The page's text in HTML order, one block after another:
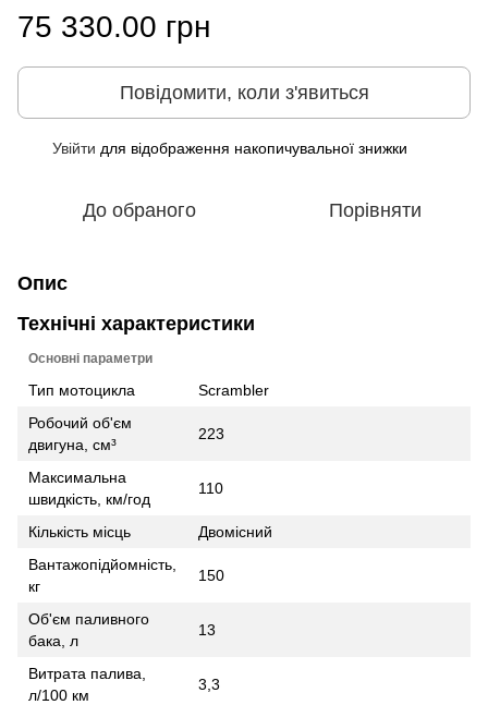
75 330.00 грн
Повідомити, коли з'явиться
Увійти для відображення накопичувальної знижки
До обраного Порівняти
Опис
Технічні характеристики
Основні параметри
Тип мотоцикла
Scrambler
Робочий об'єм
двигуна, см³
223
Максимальна
швидкість, км/год
110
Кількість місць
Двомісний
Вантажопідйомність,
кг
150
Об'єм паливного
бака, л
13
Витрата палива,
л/100 км
3,3